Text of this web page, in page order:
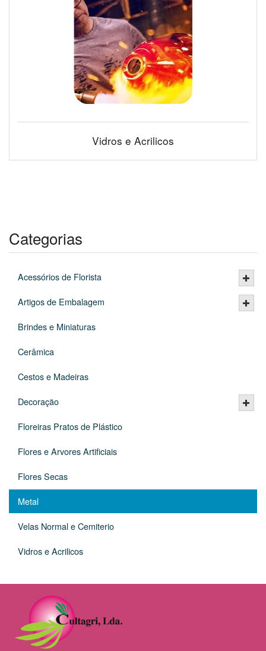
Vidros e Acrilicos
Categorias
Acessórios de Florista
Artigos de Embalagem
Brindes e Miniaturas
Cerâmica
Cestos e Madeiras
Decoração
Floreiras Pratos de Plástico
Flores e Arvores Artificiais
Flores Secas
Metal
Velas Normal e Cemiterio
Vidros e Acrilicos